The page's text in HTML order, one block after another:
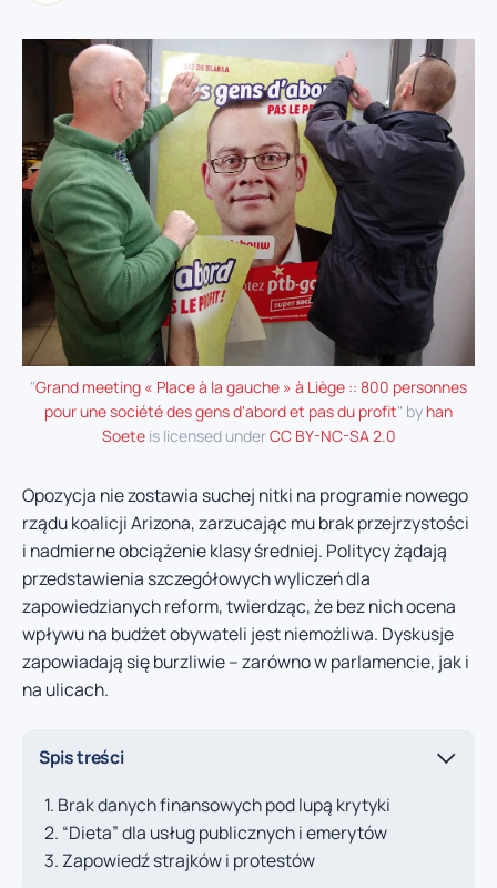
"Grand meeting « Place à la gauche » à Liège :: 800 personnes
pour une société des gens d'abord et pas du profit" by han
Soeteis licensed underCC BY-NC-SA 2.0
Opozycja nie zostawia suchej nitki na programie nowego
rządu koalicji Arizona, zarzucając mu brak przejrzystości
i nadmierne obciążenie klasy średniej. Politycy żądają
przedstawienia szczegółowych wyliczeń dla
zapowiedzianych reform, twierdząc, że bez nich ocena
wpływu na budżet obywateli jest niemożliwa. Dyskusje
zapowiadają się burzliwie – zarówno w parlamencie, jak i
na ulicach.
Spis treści
Brak danych finansowych pod lupą krytyki
“Dieta” dla usług publicznych i emerytów
Zapowiedź strajków i protestów